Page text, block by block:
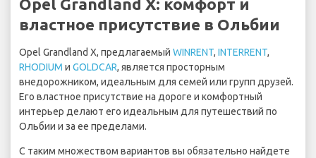
Opel Grandland X: комфорт и
властное присутствие в Ольбии
Opel Grandland X, предлагаемый WINRENT, INTERRENT,
RHODIUM и GOLDCAR, является просторным
внедорожником, идеальным для семей или групп друзей.
Его властное присутствие на дороге и комфортный
интерьер делают его идеальным для путешествий по
Ольбии и за ее пределами.
С таким множеством вариантов вы обязательно найдете